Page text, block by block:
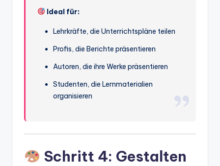
Ideal für:
Lehrkräfte, die Unterrichtspläne teilen
Profis, die Berichte präsentieren
Autoren, die ihre Werke präsentieren
Studenten, die Lernmaterialien
organisieren
Schritt 4: Gestalten